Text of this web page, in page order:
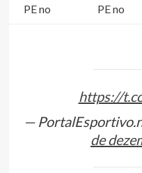
PE no PE no
https://
—
de